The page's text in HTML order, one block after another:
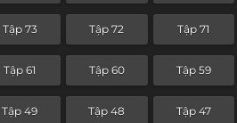
Tập 73 Tập 72 Tập 71
Tập 61 Tập 60 Tập 59
Tập 49 Tập 48 Tập 47